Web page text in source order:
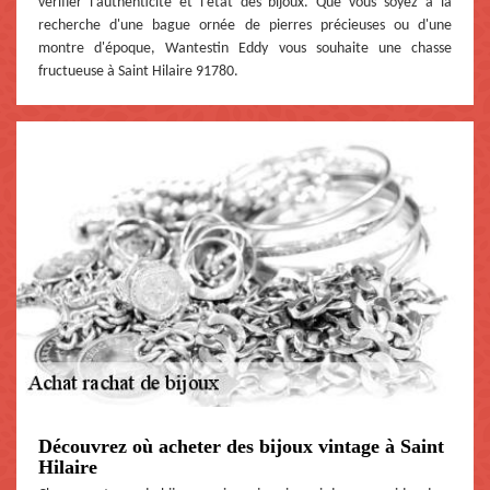
recherche d'une bague ornée de pierres précieuses ou d'une
montre d'époque, Wantestin Eddy vous souhaite une chasse
fructueuse à Saint Hilaire 91780.
Découvrez où acheter des bijoux vintage à Saint
Hilaire